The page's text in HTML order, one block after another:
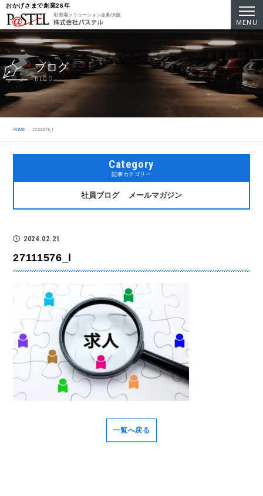
おかげさまで創業26年
駐車場ソリューション企業/大阪
ブログ
BLOG
HOME 27111576_l
Category
記事カテゴリー
社員ブログ メールマガジン
2024.02.21
27111576_l
一覧へ戻る
MENU